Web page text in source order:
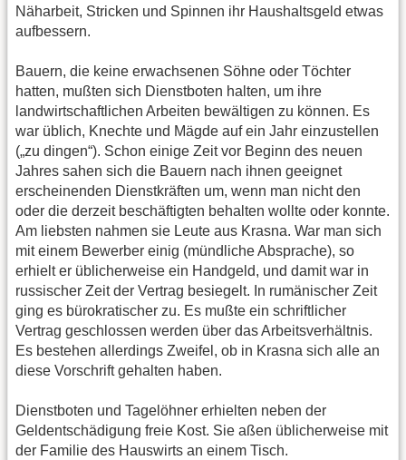
Näharbeit, Stricken und Spinnen ihr Haushaltsgeld etwas
aufbessern.
Bauern, die keine erwachsenen Söhne oder Töchter
hatten, mußten sich Dienstboten halten, um ihre
landwirtschaftlichen Arbeiten bewältigen zu können. Es
war üblich, Knechte und Mägde auf ein Jahr einzustellen
(„zu dingen“). Schon einige Zeit vor Beginn des neuen
Jahres sahen sich die Bauern nach ihnen geeignet
erscheinenden Dienstkräften um, wenn man nicht den
oder die derzeit beschäftigten behalten wollte oder konnte.
Am liebsten nahmen sie Leute aus Krasna. War man sich
mit einem Bewerber einig (mündliche Absprache), so
erhielt er üblicherweise ein Handgeld, und damit war in
russischer Zeit der Vertrag besiegelt. In rumänischer Zeit
ging es bürokratischer zu. Es mußte ein schriftlicher
Vertrag geschlossen werden über das Arbeitsverhältnis.
Es bestehen allerdings Zweifel, ob in Krasna sich alle an
diese Vorschrift gehalten haben.
Dienstboten und Tagelöhner erhielten neben der
Geldentschädigung freie Kost. Sie aßen üblicherweise mit
der Familie des Hauswirts an einem Tisch.